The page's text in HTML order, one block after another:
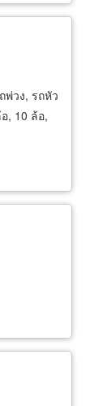
พ่วง, รถหัว
, 10 ล้อ,